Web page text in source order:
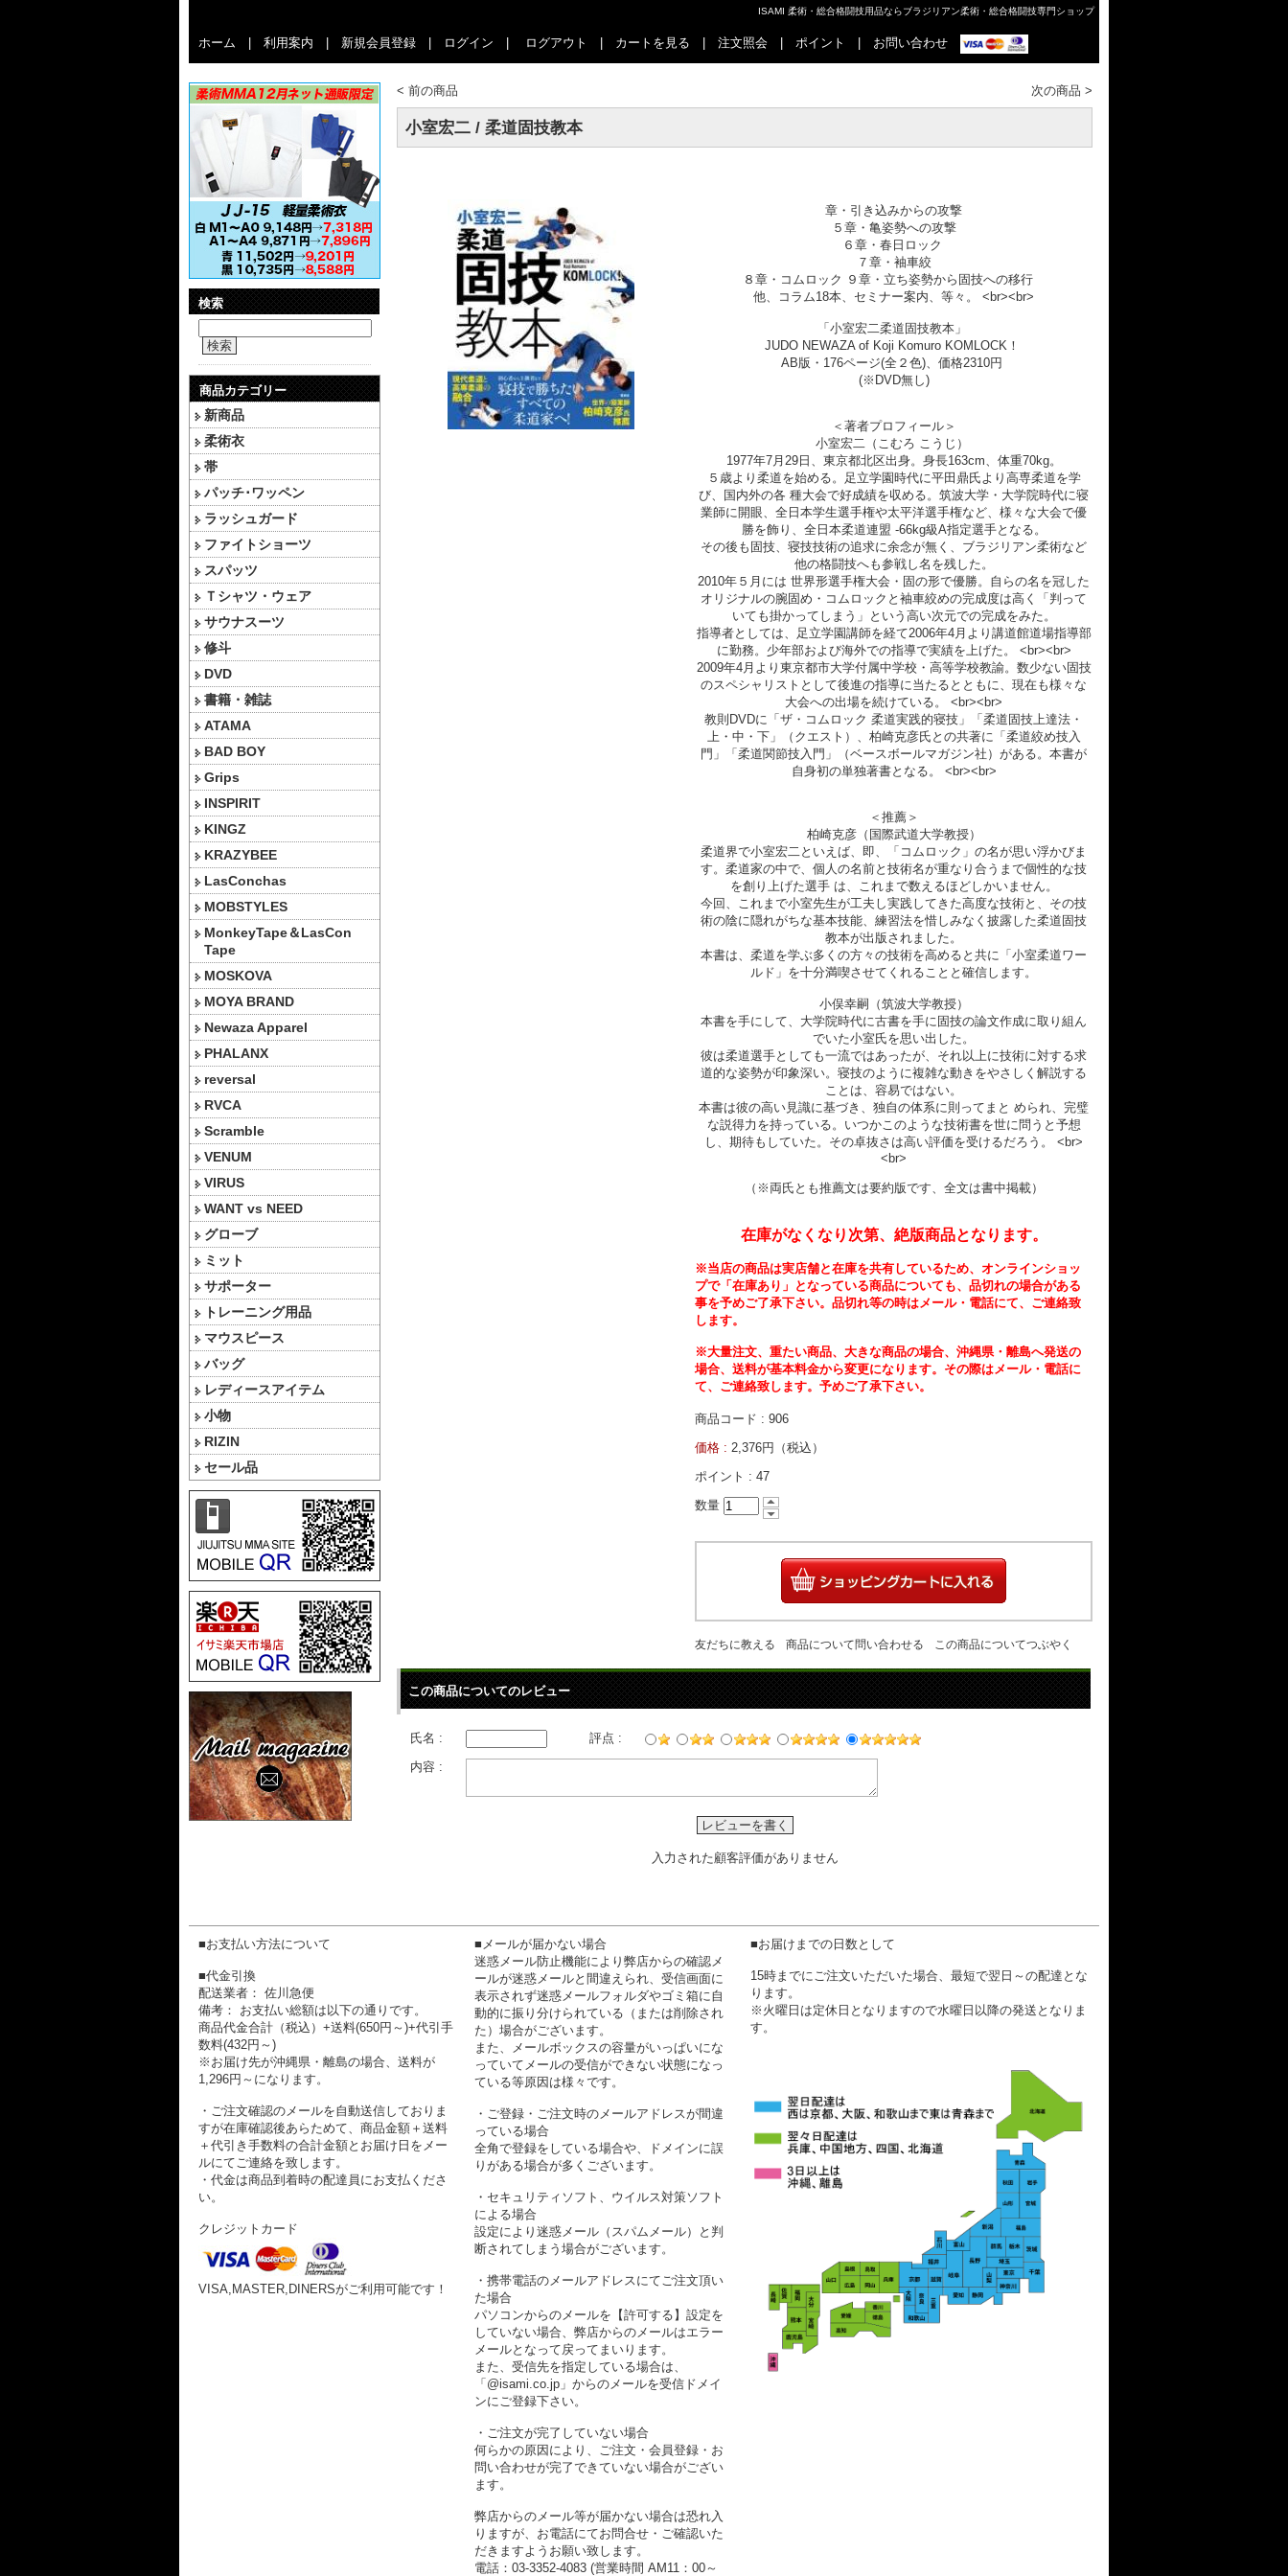
ISAMI 柔術・総合格闘技用品ならブラジリアン柔術・総合格闘技専門ショップ
ホーム 利用案内 新規会員登録 ログイン ログアウト カートを見る 注文照会 ポイント お問い合わせ
検索
検索
商品カテゴリー
新商品
柔術衣
帯
パッチ･ワッペン
ラッシュガード
ファイトショーツ
スパッツ
Ｔシャツ・ウェア
サウナスーツ
修斗
DVD
書籍・雑誌
ATAMA
BAD BOY
Grips
INSPIRIT
KINGZ
KRAZYBEE
LasConchas
MOBSTYLES
MonkeyTape＆LasCon
Tape
MOSKOVA
MOYA BRAND
Newaza Apparel
PHALANX
reversal
RVCA
Scramble
VENUM
VIRUS
WANT vs NEED
グローブ
ミット
サポーター
トレーニング用品
マウスピース
バッグ
レディースアイテム
小物
RIZIN
セール品
< 前の商品 次の商品 >
小室宏二 / 柔道固技教本
章・引き込みからの攻撃
５章・亀姿勢への攻撃
６章・春日ロック
７章・袖車絞
８章・コムロック ９章・立ち姿勢から固技への移行
他、コラム18本、セミナー案内、等々。 <br><br>
「小室宏二柔道固技教本」
JUDO NEWAZA of Koji Komuro KOMLOCK！
AB版・176ページ(全２色)、価格2310円
(※DVD無し)
＜著者プロフィール＞
小室宏二（こむろ こうじ）
1977年7月29日、東京都北区出身。身長163cm、体重70kg。
５歳より柔道を始める。足立学園時代に平田鼎氏より高専柔道を学
び、国内外の各 種大会で好成績を収める。筑波大学・大学院時代に寝
業師に開眼、全日本学生選手権や太平洋選手権など、様々な大会で優
勝を飾り、全日本柔道連盟 -66kg級A指定選手となる。
その後も固技、寝技技術の追求に余念が無く、ブラジリアン柔術など
他の格闘技へも参戦し名を残した。
2010年５月には 世界形選手権大会・固の形で優勝。自らの名を冠した
オリジナルの腕固め・コムロックと袖車絞めの完成度は高く「判って
いても掛かってしまう」という高い次元での完成をみた。
指導者としては、足立学園講師を経て2006年4月より講道館道場指導部
に勤務。少年部および海外での指導で実績を上げた。 <br><br>
2009年4月より東京都市大学付属中学校・高等学校教諭。数少ない固技
のスペシャリストとして後進の指導に当たるとともに、現在も様々な
大会への出場を続けている。 <br><br>
教則DVDに「ザ・コムロック 柔道実践的寝技」「柔道固技上達法・
上・中・下」（クエスト）、柏崎克彦氏との共著に「柔道絞め技入
門」「柔道関節技入門」（ベースボールマガジン社）がある。本書が
自身初の単独著書となる。 <br><br>
＜推薦＞
柏崎克彦（国際武道大学教授）
柔道界で小室宏二といえば、即、「コムロック」の名が思い浮かびま
す。柔道家の中で、個人の名前と技術名が重なり合うまで個性的な技
を創り上げた選手 は、これまで数えるほどしかいません。
今回、これまで小室先生が工夫し実践してきた高度な技術と、その技
術の陰に隠れがちな基本技能、練習法を惜しみなく披露した柔道固技
教本が出版されました。
本書は、柔道を学ぶ多くの方々の技術を高めると共に「小室柔道ワー
ルド」を十分満喫させてくれることと確信します。
小俣幸嗣（筑波大学教授）
本書を手にして、大学院時代に古書を手に固技の論文作成に取り組ん
でいた小室氏を思い出した。
彼は柔道選手としても一流ではあったが、それ以上に技術に対する求
道的な姿勢が印象深い。寝技のように複雑な動きをやさしく解説する
ことは、容易ではない。
本書は彼の高い見識に基づき、独自の体系に則ってまと められ、完璧
な説得力を持っている。いつかこのような技術書を世に問うと予想
し、期待もしていた。その卓抜さは高い評価を受けるだろう。 <br>
<br>
（※両氏とも推薦文は要約版です、全文は書中掲載）
在庫がなくなり次第、絶版商品となります。
※当店の商品は実店舗と在庫を共有しているため、オンラインショッ
プで「在庫あり」となっている商品についても、品切れの場合がある
事を予めご了承下さい。品切れ等の時はメール・電話にて、ご連絡致
します。
※大量注文、重たい商品、大きな商品の場合、沖縄県・離島へ発送の
場合、送料が基本料金から変更になります。その際はメール・電話に
て、ご連絡致します。予めご了承下さい。
商品コード : 906
価格 : 2,376円（税込）
ポイント : 47
数量
友だちに教える 商品について問い合わせる この商品についてつぶやく
この商品についてのレビュー
氏名 :
評点 :
内容 :
レビューを書く
入力された顧客評価がありません
■お支払い方法について
■代金引換
配送業者： 佐川急便
備考： お支払い総額は以下の通りです。
商品代金合計（税込）+送料(650円～)+代引手
数料(432円～)
※お届け先が沖縄県・離島の場合、送料が
1,296円～になります。
・ご注文確認のメールを自動送信しておりま
すが在庫確認後あらためて、商品金額＋送料
＋代引き手数料の合計金額とお届け日をメー
ルにてご連絡を致します。
・代金は商品到着時の配達員にお支払くださ
い。
クレジットカード
VISA,MASTER,DINERSがご利用可能です！
■メールが届かない場合
迷惑メール防止機能により弊店からの確認メ
ールが迷惑メールと間違えられ、受信画面に
表示されず迷惑メールフォルダやゴミ箱に自
動的に振り分けられている（または削除され
た）場合がございます。
また、メールボックスの容量がいっぱいにな
っていてメールの受信ができない状態になっ
ている等原因は様々です。
・ご登録・ご注文時のメールアドレスが間違
っている場合
全角で登録をしている場合や、ドメインに誤
りがある場合が多くございます。
・セキュリティソフト、ウイルス対策ソフト
による場合
設定により迷惑メール（スパムメール）と判
断されてしまう場合がございます。
・携帯電話のメールアドレスにてご注文頂い
た場合
パソコンからのメールを【許可する】設定を
していない場合、弊店からのメールはエラー
メールとなって戻ってまいります。
また、受信先を指定している場合は、
「@isami.co.jp」からのメールを受信ドメイ
ンにご登録下さい。
・ご注文が完了していない場合
何らかの原因により、ご注文・会員登録・お
問い合わせが完了できていない場合がござい
ます。
弊店からのメール等が届かない場合は恐れ入
りますが、お電話にてお問合せ・ご確認いた
だきますようお願い致します。
電話：03-3352-4083 (営業時間 AM11：00～
■お届けまでの日数として
15時までにご注文いただいた場合、最短で翌日～の配達とな
ります。
※火曜日は定休日となりますので水曜日以降の発送となりま
す。